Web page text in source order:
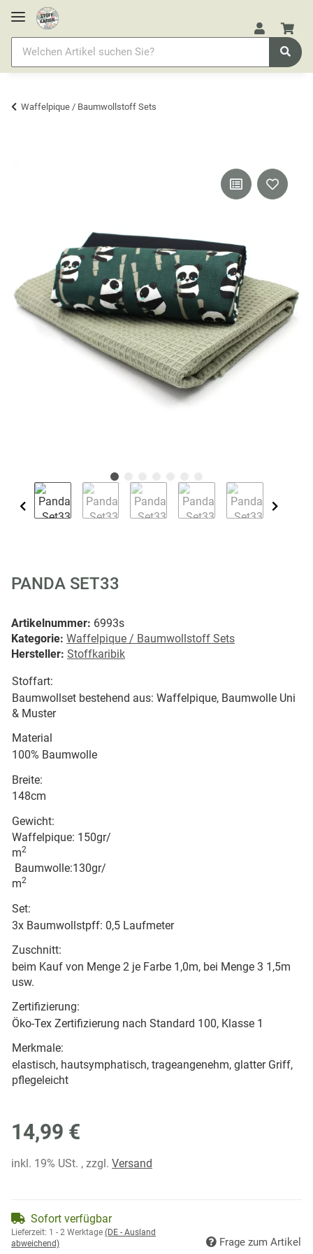
Waffelpique / Baumwollstoff Sets
PANDA SET33
Artikelnummer: 6993s
Kategorie: Waffelpique / Baumwollstoff Sets
Hersteller: Stoffkaribik
Stoffart:
Baumwollset bestehend aus: Waffelpique, Baumwolle Uni
& Muster
Material
100% Baumwolle
Breite:
148cm
Gewicht:
Waffelpique: 150gr/
m2
Baumwolle:130gr/
m2
Set:
3x Baumwollstpff: 0,5 Laufmeter
Zuschnitt:
beim Kauf von Menge 2 je Farbe 1,0m, bei Menge 3 1,5m
usw.
Zertifizierung:
Öko-Tex Zertifizierung nach Standard 100, Klasse 1
Merkmale:
elastisch, hautsymphatisch, trageangenehm, glatter Griff,
pflegeleicht
14,99 €
inkl. 19% USt. , zzgl. Versand
Sofort verfügbar
Lieferzeit: 1 - 2 Werktage (DE - Ausland
abweichend)
Frage zum Artikel